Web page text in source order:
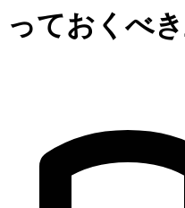
っておくべ